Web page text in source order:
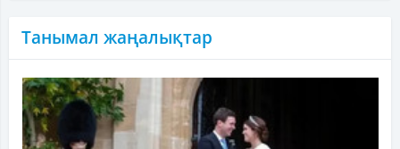
Танымал жаңалықтар